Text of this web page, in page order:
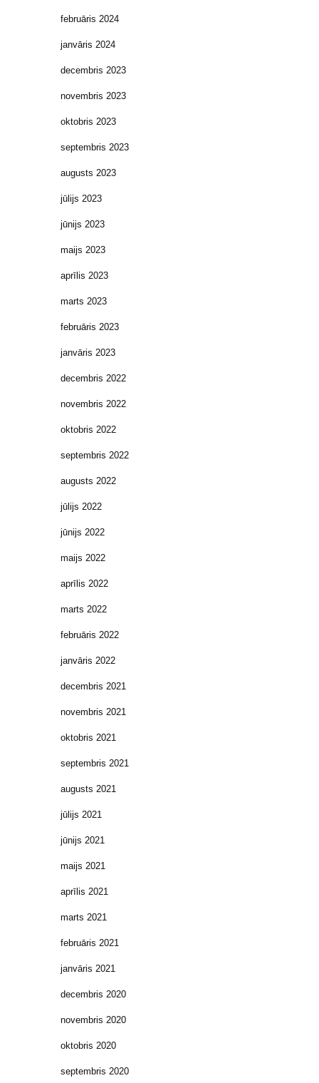
februāris 2024
janvāris 2024
decembris 2023
novembris 2023
oktobris 2023
septembris 2023
augusts 2023
jūlijs 2023
jūnijs 2023
maijs 2023
aprīlis 2023
marts 2023
februāris 2023
janvāris 2023
decembris 2022
novembris 2022
oktobris 2022
septembris 2022
augusts 2022
jūlijs 2022
jūnijs 2022
maijs 2022
aprīlis 2022
marts 2022
februāris 2022
janvāris 2022
decembris 2021
novembris 2021
oktobris 2021
septembris 2021
augusts 2021
jūlijs 2021
jūnijs 2021
maijs 2021
aprīlis 2021
marts 2021
februāris 2021
janvāris 2021
decembris 2020
novembris 2020
oktobris 2020
septembris 2020